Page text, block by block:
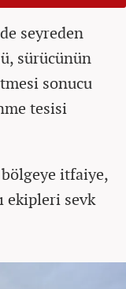
seyreden
sürücünün
sonucu
tesisi
itfaiye,
ekipleri sevk